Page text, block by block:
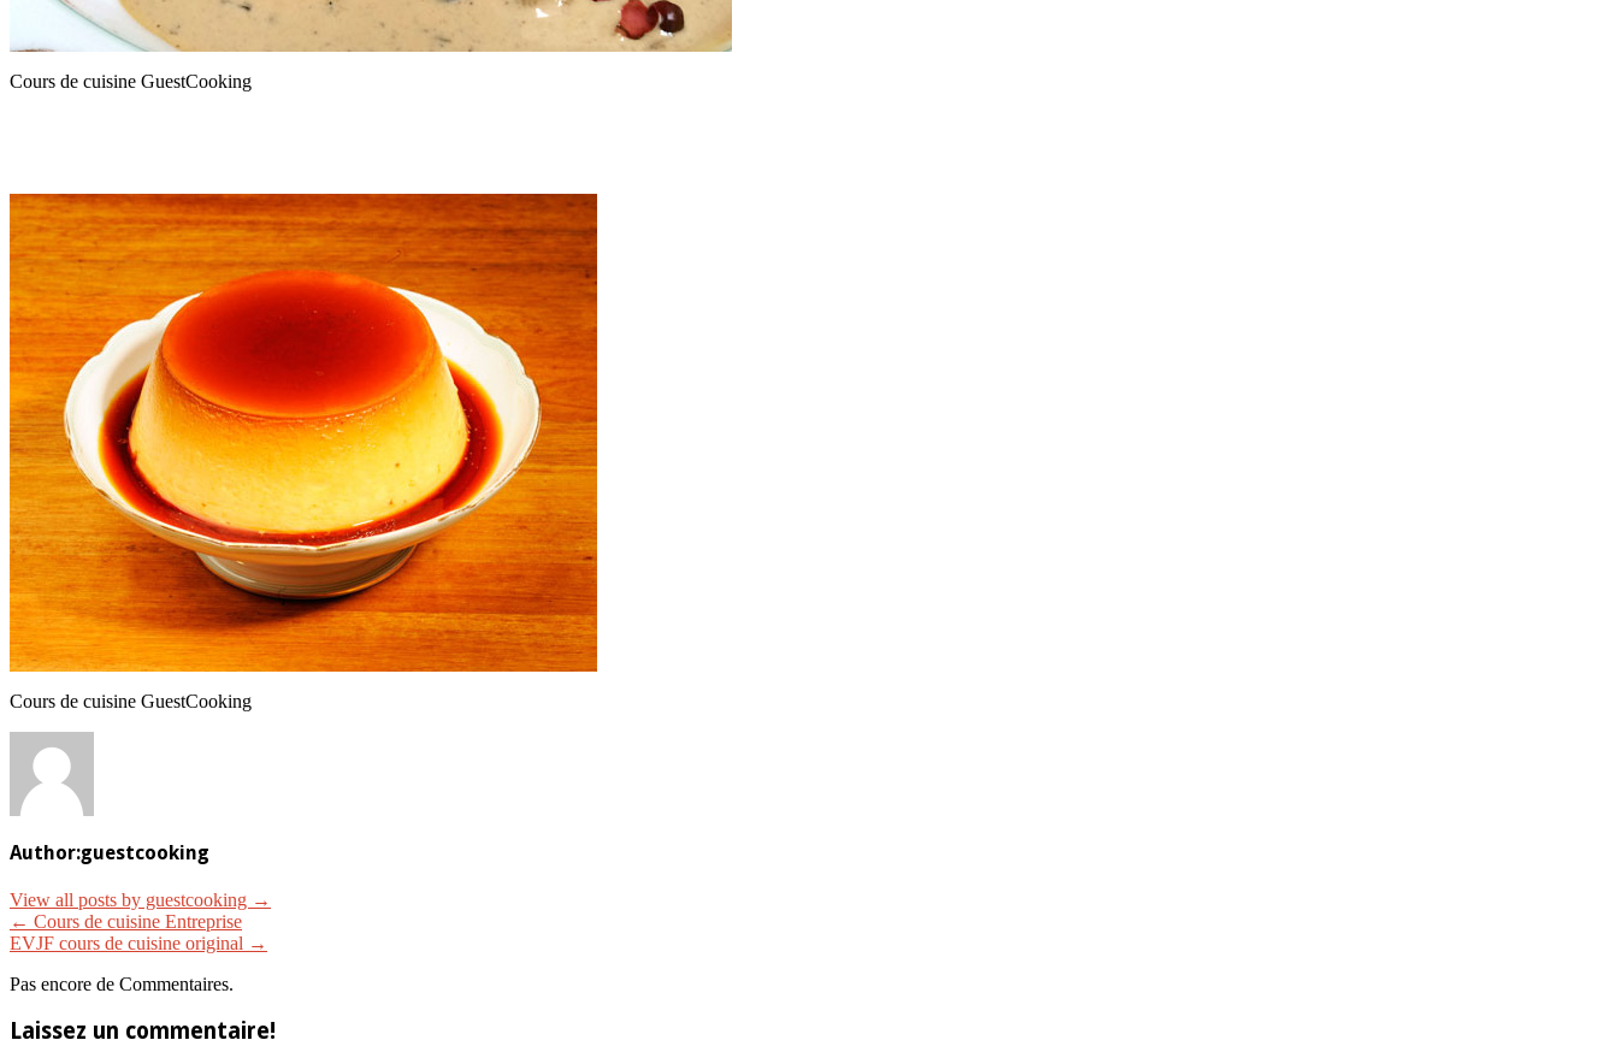
Cours de cuisine GuestCooking
Cours de cuisine GuestCooking
Author:guestcooking
View all posts by guestcooking →
← Cours de cuisine Entreprise
EVJF cours de cuisine original →
Pas encore de Commentaires.
Laissez un commentaire!